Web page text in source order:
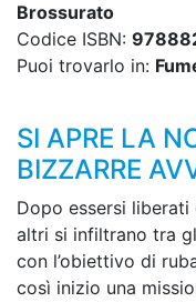
Brossurato
Codice ISBN:
Puoi trovarlo in:
SI APRE LA
BIZZARRE
Dopo essersi
altri si infiltrano tra
con l’obiettivo di
così inizio una